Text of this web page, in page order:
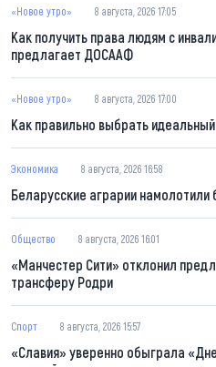
«Новое утро» 8 августа, 2026 17:05
Как получить права людям с
предлагает ДОСААФ
«Новое утро» 8 августа, 2026 17:00
Как правильно выбрать
Экономика 8 августа, 2026 16:58
Беларусские аграрии намолотили
Общество 8 августа, 2026 16:01
«Манчестер Сити» отклонил
трансферу Родри
Спорт 8 августа, 2026 15:57
«Славия» уверенно обыграла